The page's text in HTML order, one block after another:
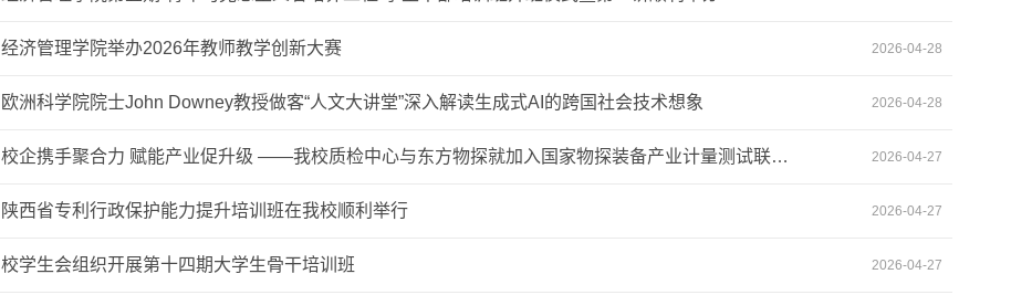
2026-04-28
经济管理学院举办2026年教师教学创新大赛
2026-04-28
欧洲科学院院士John Downey教授做客“人文大讲堂”深入解读生成式AI的跨国社会技术想象
2026-04-27
校企携手聚合力 赋能产业促升级 ——我校质检中心与东方物探就加入国家物探装备产业计量测试联盟达成共识
2026-04-27
陕西省专利行政保护能力提升培训班在我校顺利举行
2026-04-27
校学生会组织开展第十四期大学生骨干培训班